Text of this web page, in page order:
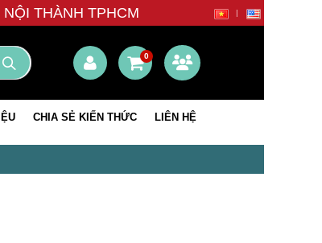
THÀNH TPHCM
0
CHIA SẺ KIẾN THỨC LIÊN HỆ